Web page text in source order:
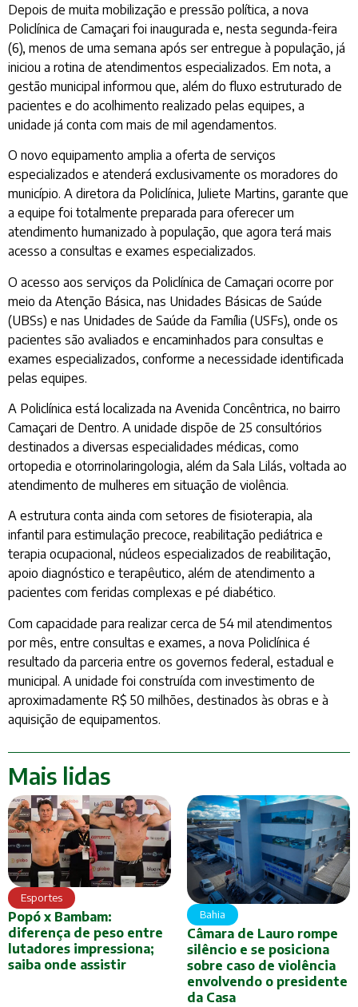
Depois de muita mobilização e pressão política, a nova
Policlínica de Camaçari foi inaugurada e, nesta segunda-feira
(6), menos de uma semana após ser entregue à população, já
iniciou a rotina de atendimentos especializados. Em nota, a
gestão municipal informou que, além do fluxo estruturado de
pacientes e do acolhimento realizado pelas equipes, a
unidade já conta com mais de mil agendamentos.
O novo equipamento amplia a oferta de serviços
especializados e atenderá exclusivamente os moradores do
município. A diretora da Policlínica, Juliete Martins, garante que
a equipe foi totalmente preparada para oferecer um
atendimento humanizado à população, que agora terá mais
acesso a consultas e exames especializados.
O acesso aos serviços da Policlínica de Camaçari ocorre por
meio da Atenção Básica, nas Unidades Básicas de Saúde
(UBSs) e nas Unidades de Saúde da Família (USFs), onde os
pacientes são avaliados e encaminhados para consultas e
exames especializados, conforme a necessidade identificada
pelas equipes.
A Policlínica está localizada na Avenida Concêntrica, no bairro
Camaçari de Dentro. A unidade dispõe de 25 consultórios
destinados a diversas especialidades médicas, como
ortopedia e otorrinolaringologia, além da Sala Lilás, voltada ao
atendimento de mulheres em situação de violência.
A estrutura conta ainda com setores de fisioterapia, ala
infantil para estimulação precoce, reabilitação pediátrica e
terapia ocupacional, núcleos especializados de reabilitação,
apoio diagnóstico e terapêutico, além de atendimento a
pacientes com feridas complexas e pé diabético.
Com capacidade para realizar cerca de 54 mil atendimentos
por mês, entre consultas e exames, a nova Policlínica é
resultado da parceria entre os governos federal, estadual e
municipal. A unidade foi construída com investimento de
aproximadamente R$ 50 milhões, destinados às obras e à
aquisição de equipamentos.
Mais lidas
Esportes
Popó x Bambam:
diferença de peso entre
lutadores impressiona;
saiba onde assistir
Bahia
Câmara de Lauro rompe
silêncio e se posiciona
sobre caso de violência
envolvendo o presidente
da Casa